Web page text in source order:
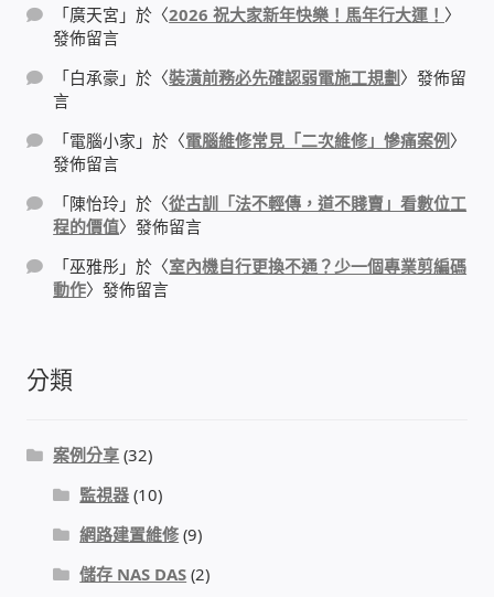
監視器異地備份備援
監控安防 工具 軟體 手冊
電話總機 對講機
迅時數位網路電話總機
IP-PBX 租賃 借測 (雲端總機)
NEC SL2100 電話總機 數位IP通訊系統
安立達(Aristel)
聯盟電子(LINEMEX)
「廣天宮 」於〈2026 祝大家新年快樂！馬年行大運！ 〉
發佈留言
「白承豪 」於〈裝潢前務必先確認弱電施工規劃 〉發佈留
言
「電腦小家 」於〈電腦維修常見「二次維修」慘痛案例 〉
發佈留言
「陳怡玲 」於〈從古訓「法不輕傳，道不賤賣」看數位工
程的價值〉發佈留言
「巫雅彤 」於〈室內機自行更換不通？少一個專業剪編碼
動作〉發佈留言
分類
案例分享 (32)
監視器 (10)
網路建置維修 (9)
儲存 NAS DAS (2)